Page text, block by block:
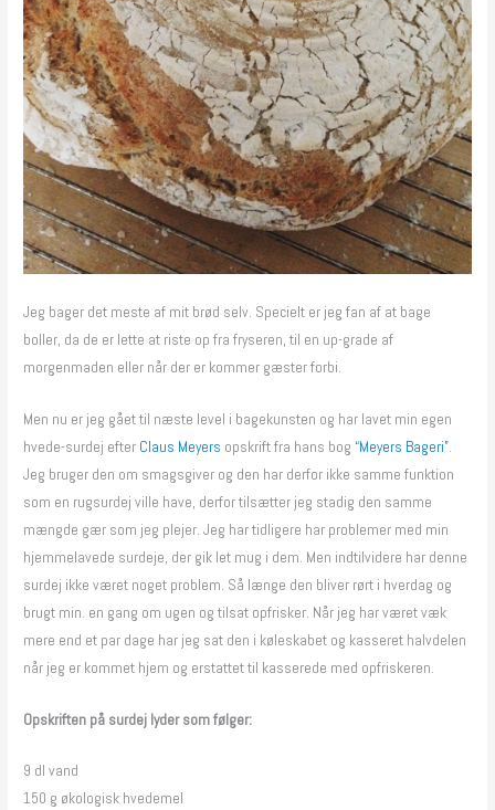
Jeg bager det meste af mit brød selv. Specielt er jeg fan af at bage
boller, da de er lette at riste op fra fryseren, til en up-grade af
morgenmaden eller når der er kommer gæster forbi.
Men nu er jeg gået til næste level i bagekunsten og har lavet min egen
hvede-surdej efter Claus Meyers opskrift fra hans bog “Meyers Bageri”.
Jeg bruger den om smagsgiver og den har derfor ikke samme funktion
som en rugsurdej ville have, derfor tilsætter jeg stadig den samme
mængde gær som jeg plejer. Jeg har tidligere har problemer med min
hjemmelavede surdeje, der gik let mug i dem. Men indtilvidere har denne
surdej ikke været noget problem. Så længe den bliver rørt i hverdag og
brugt min. en gang om ugen og tilsat opfrisker. Når jeg har været væk
mere end et par dage har jeg sat den i køleskabet og kasseret halvdelen
når jeg er kommet hjem og erstattet til kasserede med opfriskeren.
Opskriften på surdej lyder som følger:
9 dl vand
150 g økologisk hvedemel